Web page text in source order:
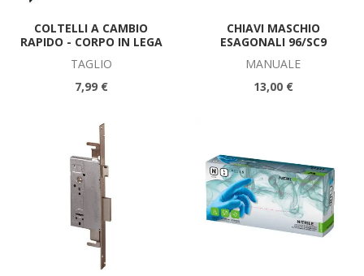
COLTELLI A CAMBIO
RAPIDO - CORPO IN LEGA
TAGLIO
7,99 €
CHIAVI MASCHIO
ESAGONALI 96/SC9
MANUALE
13,00 €